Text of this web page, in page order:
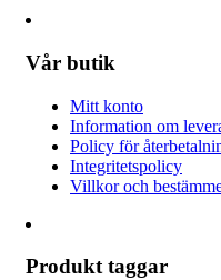
Vår butik
Mitt konto
Information om
Policy för
Integritetspolicy
Villkor och
Produkt taggar